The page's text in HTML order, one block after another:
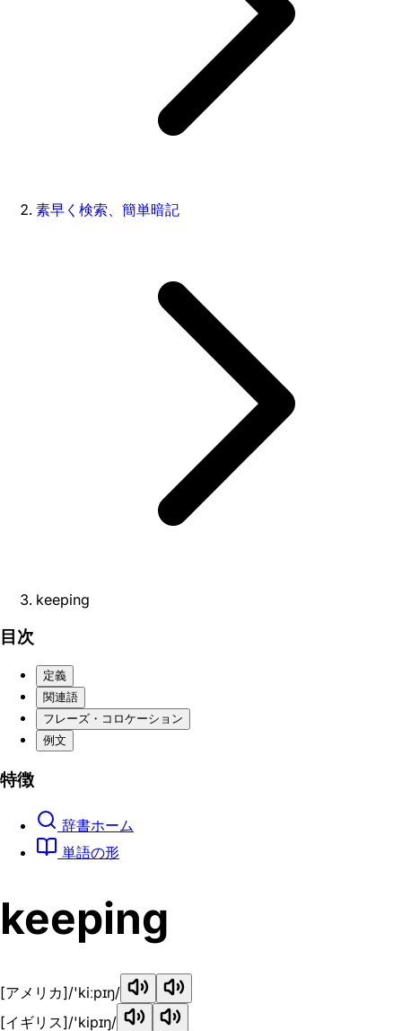
素早く検索、簡単暗記
keeping
目次
定義
関連語
フレーズ・コロケーション
例文
特徴
辞書ホーム
単語の形
keeping
[アメリカ]/'kiːpɪŋ/
[イギリス]/'kipɪŋ/